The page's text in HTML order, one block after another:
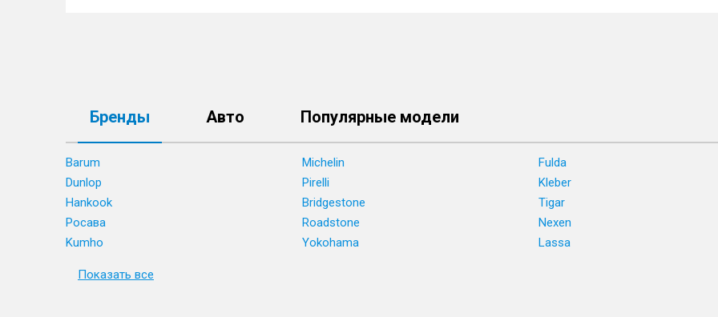
Бренды Авто Популярные модели
Barum Michelin
Fulda
Dunlop
Pirelli
Kleber
Hankook
Bridgestone
Tigar
Росава
Roadstone
Nexen
Kumho
Yokohama Lassa
Показать все